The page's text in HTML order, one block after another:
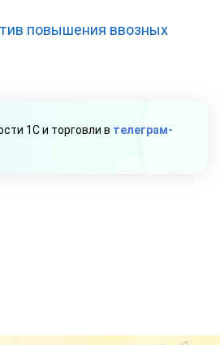
повышения ввозных
1С и торговли в телеграм-